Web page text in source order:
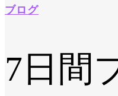
ブログ
7日間